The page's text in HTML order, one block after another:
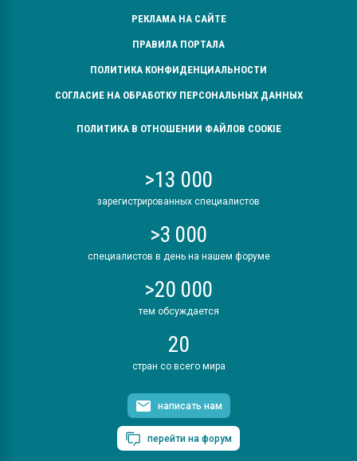
РЕКЛАМА НА САЙТЕ
ПРАВИЛА ПОРТАЛА
ПОЛИТИКА КОНФИДЕНЦИАЛЬНОСТИ
СОГЛАСИЕ НА ОБРАБОТКУ ПЕРСОНАЛЬНЫХ ДАННЫХ
ПОЛИТИКА В ОТНОШЕНИИ ФАЙЛОВ COOKIE
>13 000
зарегистрированных специалистов
>3 000
специалистов в день на нашем форуме
>20 000
тем обсуждается
20
стран со всего мира
написать нам
перейти на форум